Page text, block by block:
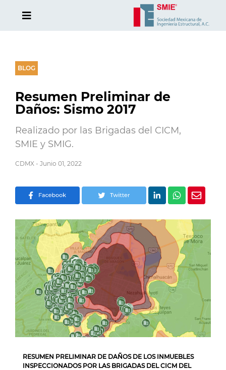
BLOG
Resumen Preliminar de
Daños: Sismo 2017
Realizado por las Brigadas del CICM,
SMIE y SMIG.
CDMX - Junio 01, 2022
RESUMEN PRELIMINAR DE DAÑOS DE LOS INMUEBLES
INSPECCIONADOS POR LAS BRIGADAS DEL CICM DEL